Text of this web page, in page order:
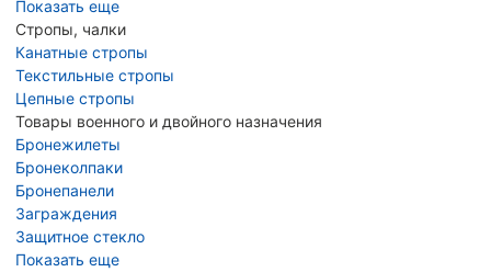
Показать еще
Стропы, чалки
Канатные стропы
Текстильные стропы
Цепные стропы
Товары военного и двойного назначения
Бронежилеты
Бронеколпаки
Бронепанели
Заграждения
Защитное стекло
Показать еще